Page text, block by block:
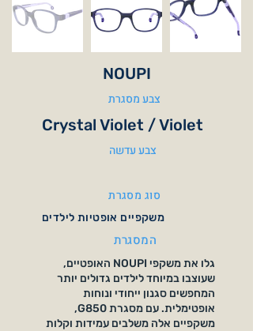
NOUPI
צבע מסגרת
Crystal Violet / Violet
צבע עדשה
סוג מסגרת
משקפיים אופטיות לילדים
המסגרת
גלו את משקפי NOUPI האופטיים,
שעוצבו במיוחד לילדים גדולים יותר
המחפשים סגנון ייחודי ונוחות
אופטימלית. עם מסגרת G850,
משקפיים אלה משלבים עמידות וקלות